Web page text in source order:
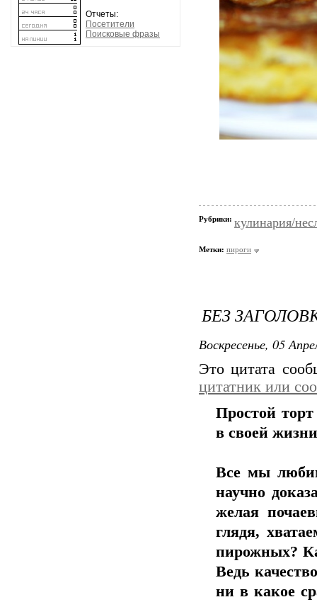
Отчеты:
Посетители
Поисковые фразы
Рубрики: кулинария/
Метки: пироги
БЕЗ
Воскресенье, 05
Это цитата
цитатник или
Простой
в своей
Все мы
научно
желая
глядя,
пирожных?
Ведь
ни в какое